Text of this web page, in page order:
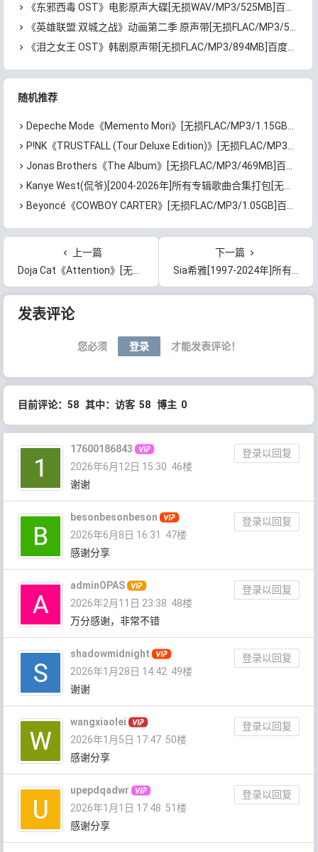
《东邪西毒 OST》电影原声大碟[无损WAV/MP3/525MB]百度云网盘下载
《英雄联盟:双城之战》动画第二季 原声带[无损FLAC/MP3/572MB]百度云网盘下载
《泪之女王 OST》韩剧原声带[无损FLAC/MP3/894MB]百度云网盘下载
随机推荐
Depeche Mode《Memento Mori》[无损FLAC/MP3/1.15GB]百度云网盘下载
P!NK《TRUSTFALL (Tour Deluxe Edition)》[无损FLAC/MP3/1.05GB]百度云网盘下载
Jonas Brothers《The Album》[无损FLAC/MP3/469MB]百度云网盘下载
Kanye West(侃爷)[2004-2026年]所有专辑歌曲合集打包[无损FLAC/MP3/9.32GB]百度云网盘下载
Beyoncé《COWBOY CARTER》[无损FLAC/MP3/1.05GB]百度云网盘下载
上一篇
Doja Cat《Attention》[无损FLAC/MP3/64MB]百度云网盘下载
下一篇
Sia希雅[1997-2024年]所有专辑歌曲合集[无损FLAC/MP3/4.67GB]百度云网盘下载
文章导航
发表评论
您必须 登录 才能发表评论！
目前评论：58 其中：访客 58 博主 0
17600186843
登录以回复
2026年6月12日 15:30 46楼
谢谢
besonbesonbeson
登录以回复
2026年6月8日 16:31
47楼
感谢分享
adminOPAS
登录以回复
2026年2月11日 23:38 48楼
万分感谢，非常不错
shadowmidnight
登录以回复
2026年1月28日 14:42 49楼
谢谢
wangxiaolei
登录以回复
2026年1月5日 17:47 50楼
感谢分享
upepdqadwr
登录以回复
2026年1月1日 17:48 51楼
感谢分享